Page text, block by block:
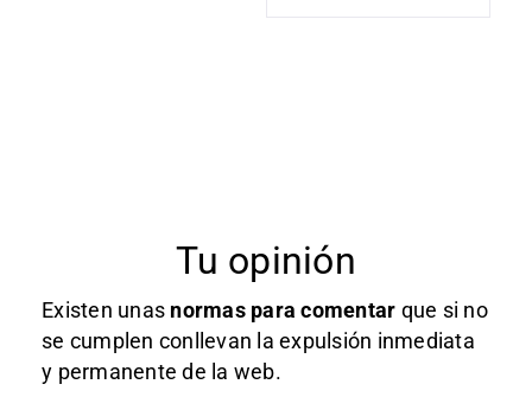
Tu opinión
Existen unas normas para comentar que si no
se cumplen conllevan la expulsión inmediata
y permanente de la web.